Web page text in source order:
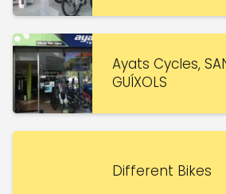
Ayats Cycles,
GUÍXOLS
Different Bikes